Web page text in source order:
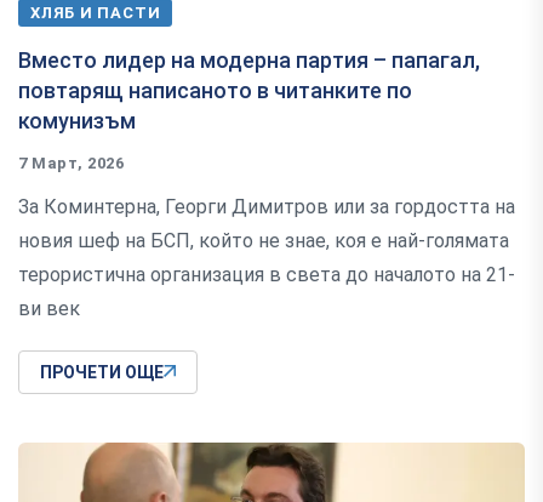
ХЛЯБ И ПАСТИ
Вместо лидер на модерна партия – папагал,
повтарящ написаното в читанките по
комунизъм
7 Март, 2026
За Коминтерна, Георги Димитров или за гордостта на
новия шеф на БСП, който не знае, коя е най-голямата
терористична организация в света до началото на 21-
ви век
ПРОЧЕТИ ОЩЕ